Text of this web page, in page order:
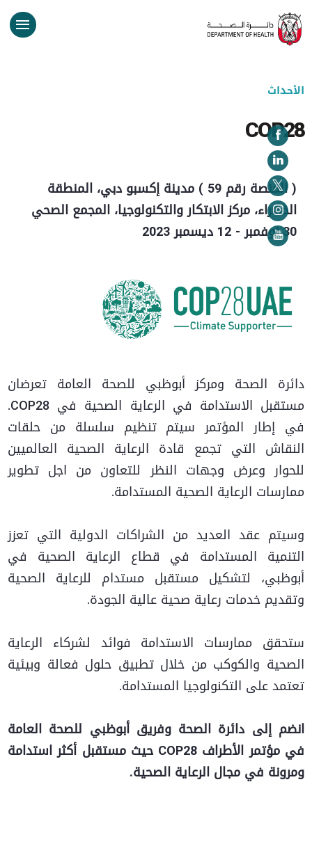
الأحداث
COP28
( المنصة رقم 59 ) مدينة إكسبو دبي، المنطقة
الخضراء، مركز الابتكار والتكنولوجيا، المجمع الصحي
30 نوفمبر - 12 ديسمبر 2023
دائرة الصحة ومركز أبوظبي للصحة العامة تعرضان
مستقبل الاستدامة في الرعاية الصحية في COP28.
في إطار المؤتمر سيتم تنظيم سلسلة من حلقات
النقاش التي تجمع قادة الرعاية الصحية العالميين
للحوار وعرض وجهات النظر للتعاون من اجل تطوير
ممارسات الرعاية الصحية المستدامة.
وسيتم عقد العديد من الشراكات الدولية التي تعزز
التنمية المستدامة في قطاع الرعاية الصحية في
أبوظبي، لتشكيل مستقبل مستدام للرعاية الصحية
وتقديم خدمات رعاية صحية عالية الجودة.
ستحقق ممارسات الاستدامة فوائد لشركاء الرعاية
الصحية والكوكب من خلال تطبيق حلول فعالة وبيئية
تعتمد على التكنولوجيا المستدامة.
انضم إلى دائرة الصحة وفريق أبوظبي للصحة العامة
في مؤتمر الأطراف COP28 حيث مستقبل أكثر استدامة
ومرونة في مجال الرعاية الصحية.